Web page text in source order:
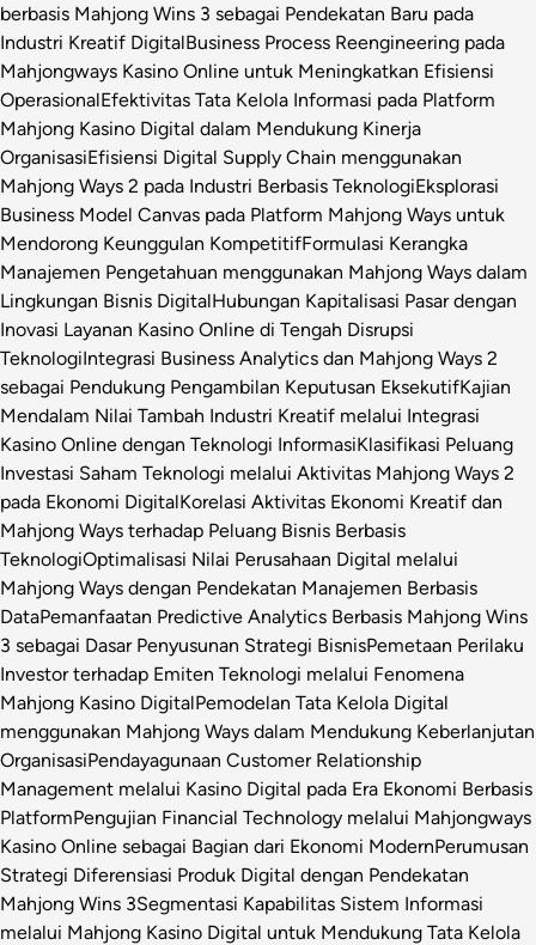
berbasis Mahjong Wins 3 sebagai Pendekatan Baru pada
Industri Kreatif DigitalBusiness Process Reengineering pada
Mahjongways Kasino Online untuk Meningkatkan Efisiensi
OperasionalEfektivitas Tata Kelola Informasi pada Platform
Mahjong Kasino Digital dalam Mendukung Kinerja
OrganisasiEfisiensi Digital Supply Chain menggunakan
Mahjong Ways 2 pada Industri Berbasis TeknologiEksplorasi
Business Model Canvas pada Platform Mahjong Ways untuk
Mendorong Keunggulan KompetitifFormulasi Kerangka
Manajemen Pengetahuan menggunakan Mahjong Ways dalam
Lingkungan Bisnis DigitalHubungan Kapitalisasi Pasar dengan
Inovasi Layanan Kasino Online di Tengah Disrupsi
TeknologiIntegrasi Business Analytics dan Mahjong Ways 2
sebagai Pendukung Pengambilan Keputusan EksekutifKajian
Mendalam Nilai Tambah Industri Kreatif melalui Integrasi
Kasino Online dengan Teknologi InformasiKlasifikasi Peluang
Investasi Saham Teknologi melalui Aktivitas Mahjong Ways 2
pada Ekonomi DigitalKorelasi Aktivitas Ekonomi Kreatif dan
Mahjong Ways terhadap Peluang Bisnis Berbasis
TeknologiOptimalisasi Nilai Perusahaan Digital melalui
Mahjong Ways dengan Pendekatan Manajemen Berbasis
DataPemanfaatan Predictive Analytics Berbasis Mahjong Wins
3 sebagai Dasar Penyusunan Strategi BisnisPemetaan Perilaku
Investor terhadap Emiten Teknologi melalui Fenomena
Mahjong Kasino DigitalPemodelan Tata Kelola Digital
menggunakan Mahjong Ways dalam Mendukung Keberlanjutan
OrganisasiPendayagunaan Customer Relationship
Management melalui Kasino Digital pada Era Ekonomi Berbasis
PlatformPengujian Financial Technology melalui Mahjongways
Kasino Online sebagai Bagian dari Ekonomi ModernPerumusan
Strategi Diferensiasi Produk Digital dengan Pendekatan
Mahjong Wins 3Segmentasi Kapabilitas Sistem Informasi
melalui Mahjong Kasino Digital untuk Mendukung Tata Kelola